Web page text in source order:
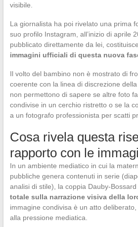
visibile.
La giornalista ha poi rivelato una prima
suo profilo Instagram, all’inizio di aprile
pubblicato direttamente da lei, costituisce
immagini ufficiali di questa nuova
Il volto del bambino non è mostrato di
coerente con la linea di discrezione
non permettono di sapere se altre foto
condivise in un cerchio ristretto o se la
a un fotografo professionista per scatti
Cosa rivela questa
rapporto con le
In un ambiente mediatico in cui la
pubbliche genera contenuti in serie
analisi di stile), la coppia Dauby-
totale sulla narrazione visiva della
immagine condivisa è un atto
alla pressione mediatica.